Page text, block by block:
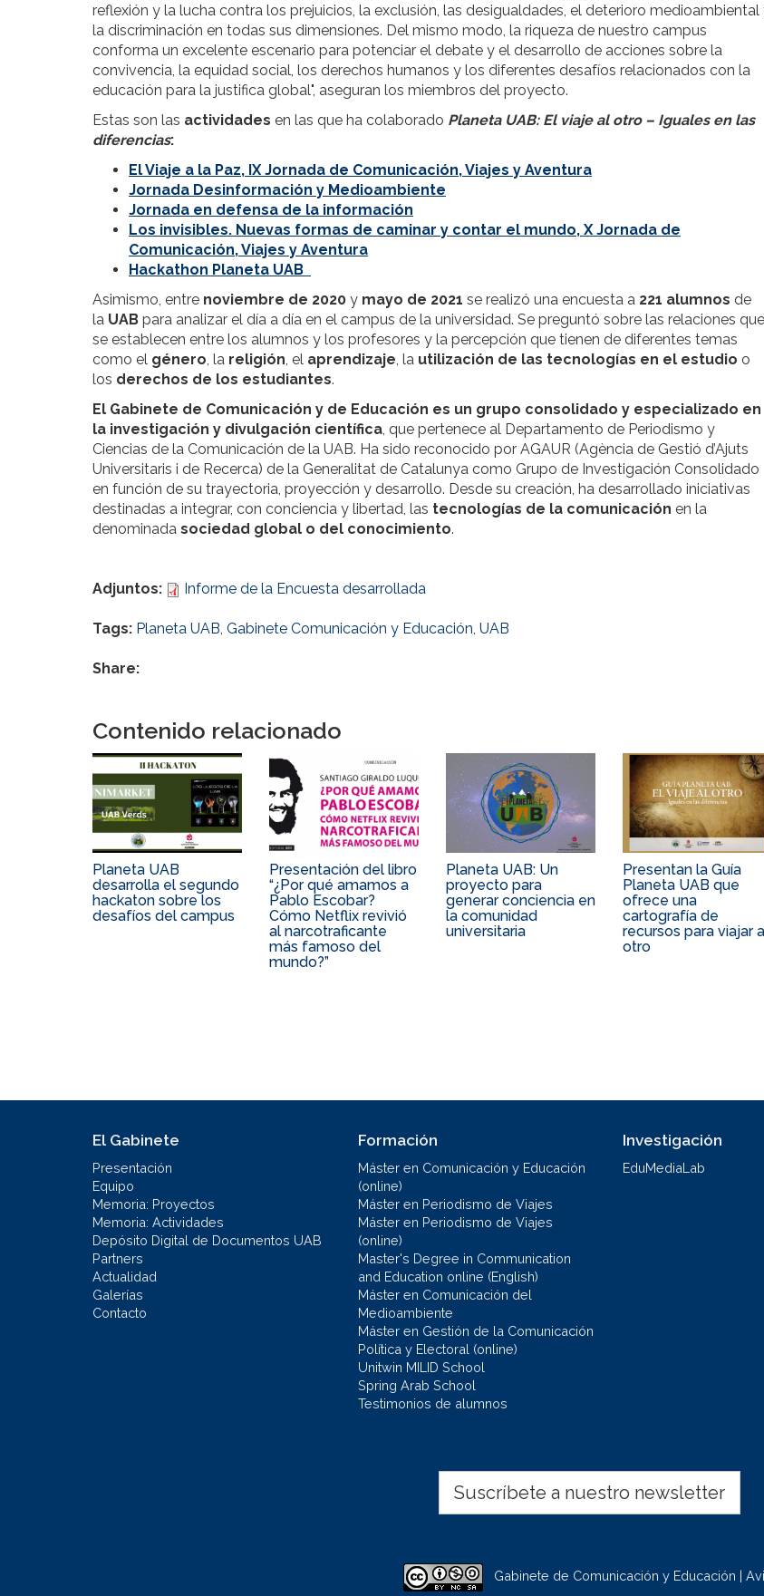
reflexión y la lucha contra los prejuicios, la exclusión, las desigualdades, el deterioro medioambiental
la discriminación en todas sus dimensiones. Del mismo modo, la riqueza de nuestro campus
conforma un excelente escenario para potenciar el debate y el desarrollo de acciones sobre la
convivencia, la equidad social, los derechos humanos y los diferentes desafíos relacionados con la
educación para la justifica global", aseguran los miembros del proyecto.
Estas son las actividades en las que ha colaborado Planeta UAB: El viaje al otro – Iguales en las
diferencias:
El Viaje a la Paz, IX Jornada de Comunicación, Viajes y Aventura
Jornada Desinformación y Medioambiente
Jornada en defensa de la información
Los invisibles. Nuevas formas de caminar y contar el mundo, X Jornada de
Comunicación, Viajes y Aventura
Hackathon Planeta UAB
Asimismo, entre noviembre de 2020 y mayo de 2021 se realizó una encuesta a 221 alumnos de
la UAB para analizar el día a día en el campus de la universidad. Se preguntó sobre las relaciones que
se establecen entre los alumnos y los profesores y la percepción que tienen de diferentes temas
como el género, la religión, el aprendizaje, la utilización de las tecnologías en el estudio o
los derechos de los estudiantes.
El Gabinete de Comunicación y de Educación es un grupo consolidado y especializado en
la investigación y divulgación científica, que pertenece al Departamento de Periodismo y
Ciencias de la Comunicación de la UAB. Ha sido reconocido por AGAUR (Agència de Gestió d’Ajuts
Universitaris i de Recerca) de la Generalitat de Catalunya como Grupo de Investigación Consolidado
en función de su trayectoria, proyección y desarrollo. Desde su creación, ha desarrollado iniciativas
destinadas a integrar, con conciencia y libertad, las tecnologías de la comunicación en la
denominada sociedad global o del conocimiento.
Adjuntos: Informe de la Encuesta desarrollada
Tags: Planeta UAB, Gabinete Comunicación y Educación, UAB
Share:
Contenido relacionado
Planeta UAB
desarrolla el segundo
hackaton sobre los
desafíos del campus
Presentación del libro
“¿Por qué amamos a
Pablo Escobar?
Cómo Netflix revivió
al narcotraficante
más famoso del
mundo?”
Planeta UAB: Un
proyecto para
generar conciencia en
la comunidad
universitaria
Presentan la Guía
Planeta UAB que
ofrece una
cartografía de
recursos para viajar
otro
El Gabinete
Presentación
Equipo
Memoria: Proyectos
Memoria: Actividades
Depósito Digital de Documentos UAB
Partners
Actualidad
Galerías
Contacto
Formación
Máster en Comunicación y Educación
(online)
Máster en Periodismo de Viajes
Máster en Periodismo de Viajes
(online)
Master's Degree in Communication
and Education online (English)
Máster en Comunicación del
Medioambiente
Máster en Gestión de la Comunicación
Política y Electoral (online)
Unitwin MILID School
Spring Arab School
Testimonios de alumnos
Investigación
EduMediaLab
Suscríbete a nuestro newsletter
Gabinete de Comunicación y Educación |